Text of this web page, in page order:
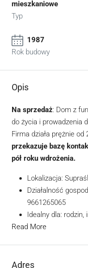
mieszkaniowe
Typ
1987
Rok budowy
Opis
Na sprzedaż: Dom z
do życia i prowadzenia
Firma działa prężnie od
przekazuje bazę
pół roku wdrożenia.
Lokalizacja:
Działalność
9661265065
Idealny dla:
Read More
Adres